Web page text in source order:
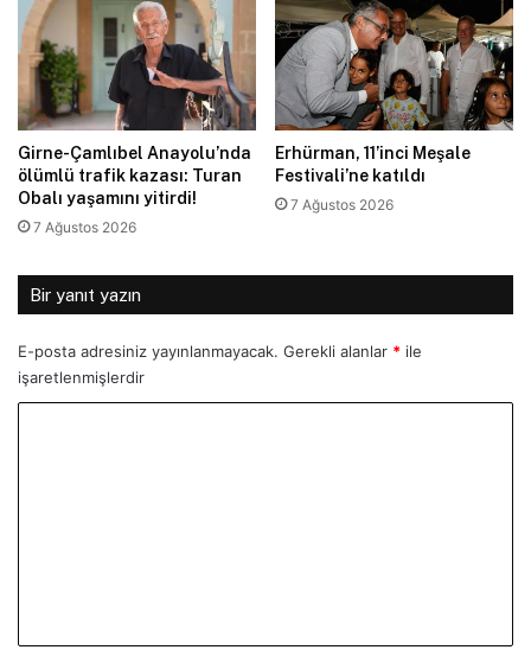
Girne-Çamlıbel Anayolu’nda
ölümlü trafik kazası: Turan
Obalı yaşamını yitirdi!
7 Ağustos 2026
Erhürman, 11’inci Meşale
Festivali’ne katıldı
7 Ağustos 2026
Bir yanıt yazın
E-posta adresiniz yayınlanmayacak. Gerekli alanlar * ile
işaretlenmişlerdir